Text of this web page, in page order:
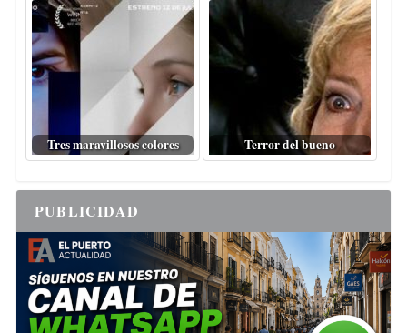
Tres maravillosos colores Terror del bueno
PUBLICIDAD